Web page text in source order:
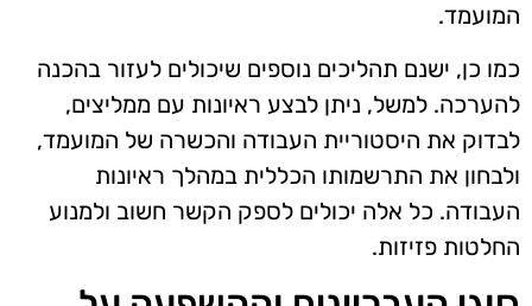
המועמד.
כמו כן, ישנם תהליכים נוספים שיכולים לעזור בהכנה
להערכה. למשל, ניתן לבצע ראיונות עם ממליצים,
לבדוק את היסטוריית העבודה והכשרה של המועמד,
ולבחון את התרשמותו הכללית במהלך ראיונות
העבודה. כל אלה יכולים לספק הקשר חשוב ולמנוע
החלטות פזיזות.